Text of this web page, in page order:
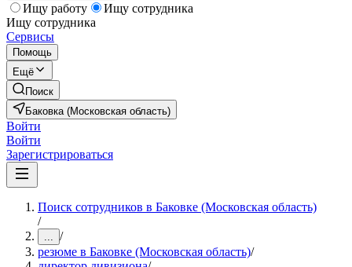
Ищу работу
Ищу сотрудника
Ищу сотрудника
Сервисы
Помощь
Ещё
Поиск
Баковка (Московская область)
Войти
Войти
Зарегистрироваться
Поиск сотрудников в Баковке (Московская область)
/
... /
резюме в Баковке (Московская область)/